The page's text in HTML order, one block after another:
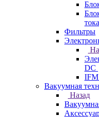
тока
Фильтры
DC
IFM
Вакуумная
Назад